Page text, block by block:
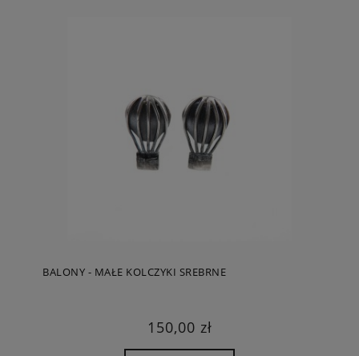
BALONY - MAŁE KOLCZYKI SREBRNE
150,00 zł